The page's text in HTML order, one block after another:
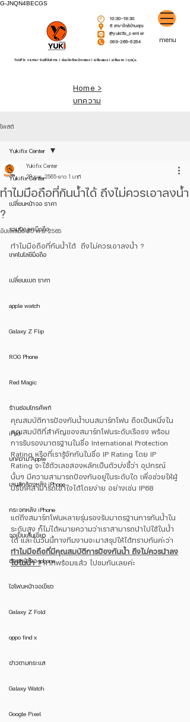
G-JNQN4BECGS
10:30-19:30
6 สาขาใกล้บ้านคุณ
@yukifix_center
093-265-5254
YukiFix center ยินดีให้บริการ l ซ่อมมือถือหน้าจอแตก l เปลี่ยนแบต l เปลี่ยนจอ l ทุกรุ่น.
menu
Home >
บทความ
โพสต์
Yukifix Center
เปลี่ยนหน้าจอ ราคา
รวมปัญหามือถือ
เทคโนโลยีมือถือ
เปลี่ยนแบต ราคา
apple watch
Galaxy Z Flip
ROG Phone
Red Magic
ร้านซ่อมโทรศัพท์
iPad
บทความ Apple
เลนส์กล้องหลัง iPhone
กระจกหลัง iPhone
จอเป็นเส้นเขียว
ซ่อมหน้าจอ iphone
ไอโฟนหน้าจอเขียว
Galaxy Z Fold
oppo find x
ข่าวตามกระแส
Galaxy Watch
Google Pixel
Yukifix Center
ทำไมมือถือที่กันน้ำได้ ถึงไม่ควรเอาลงน้ำ
?
Yukifix Center
28 ก.พ. 2565 ยาว 1 นาที
อัปเดตเมื่อ30 พ.ย. 2565
ทำไมมือถือที่กันน้ำได้  ถึงไม่ควรเอาลงน้ำ ?
คุณสมบัติการป้องกันน้ำบนสมาร์ทโฟน ถือเป็นหนึ่งใน
คุณสมบัติที่สำคัญของสมาร์ทโฟนระดับเรือธง พร้อม
การรับรองมาตรฐานในชื่อ International Protection
Rating หรือที่เรารู้จักกันในชื่อ IP Rating โดย IP
Rating จะใช้ตัวเลขสองหลักเป็นตัวบ่งชี้ว่า อุปกรณ์
นั้นๆ มีความสามารถป้องกันอยู่ในระดับใด เพื่อช่วยให้ผู้
บริโภคสามารถเข้าใจได้โดยง่าย อย่างเช่น IP68
แต่ถึงสมาร์ทโฟนหลายรุ่นรองรับมาตรฐานการกันน้ำใน
ระดับสูง ก็ไม่ได้หมายความว่าเราสามารถนำไปใช้ในน้ำ
ได้ และในวันนี้ทางทีมงานจะมาสรุปให้ได้ทราบกันค่ะว่า
ทำไมมือถือที่มีคุณสมบัติการป้องกันน้ำ ถึงไม่ควรนำลง
ไปในน้ำ ? หากพร้อมแล้ว ไปชมกันเลยค่ะ